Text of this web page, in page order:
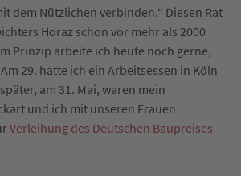
dem Nützlichen verbinden.“ Diesen Rat
Horaz schon vor mehr als 2000
Prinzip arbeite ich heute noch gerne,
29. hatte ich ein Arbeitsessen in Köln
am 31. Mai, waren mein
und ich mit unseren Frauen
Verleihung des Deutschen Baupreises